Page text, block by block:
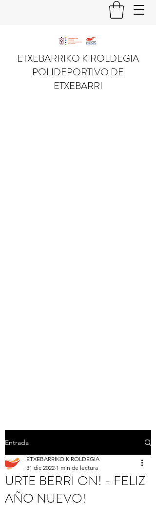
ETXEBARRIKO KIROLDEGIA
POLIDEPORTIVO DE
ETXEBARRI
Entrada
URTE BERRI ON! - FELIZ
AÑO NUEVO!
ETXEBARRIKO KIROLDEGIA
31 dic 2022 1 min de lectura